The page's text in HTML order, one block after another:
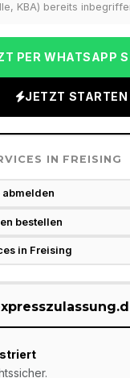
KBA) bereits
PER WHATSAPP
JETZT STARTEN
IN FREISING
abmelden
bestellen
in Freising